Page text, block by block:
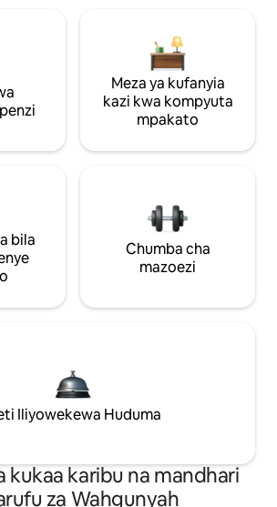
Meza ya kufanyia
kazi kwa kompyuta
mpakato
bila
Chumba cha
mazoezi
Iliyowekewa Huduma
kukaa karibu na mandhari
za Wahgunyah